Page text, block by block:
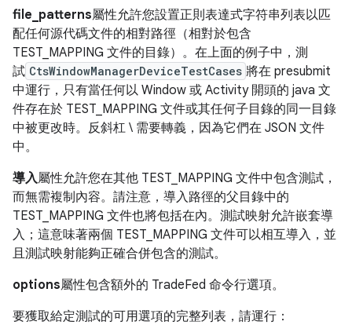
file_patterns屬性允許您設置正則表達式字符串列表以匹
配任何源代碼文件的相對路徑（相對於包含
TEST_MAPPING 文件的目錄）。在上面的例子中，測
試 CtsWindowManagerDeviceTestCases 將在 presubmit
中運行，只有當任何以 Window 或 Activity 開頭的 java 文
件存在於 TEST_MAPPING 文件或其任何子目錄的同一目錄
中被更改時。反斜杠 \ 需要轉義，因為它們在 JSON 文件
中。
導入屬性允許您在其他 TEST_MAPPING 文件中包含測試，
而無需複制內容。請注意，導入路徑的父目錄中的
TEST_MAPPING 文件也將包括在內。測試映射允許嵌套導
入；這意味著兩個 TEST_MAPPING 文件可以相互導入，並
且測試映射能夠正確合併包含的測試。
options屬性包含額外的 TradeFed 命令行選項。
要獲取給定測試的可用選項的完整列表，請運行：